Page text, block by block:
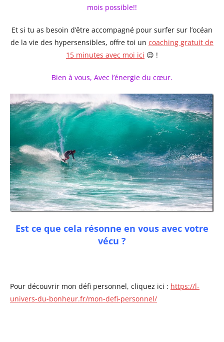
mois possible!!
Et si tu as besoin d’être accompagné pour surfer sur l’océan
de la vie des hypersensibles, offre toi un coaching gratuit de
15 minutes avec moi ici 😉 !
Bien à vous, Avec l’énergie du cœur.
Est ce que cela résonne en vous avec votre
vécu ?
Pour découvrir mon défi personnel, cliquez ici : https://l-
univers-du-bonheur.fr/mon-defi-personnel/